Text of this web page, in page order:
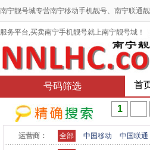
南宁靓号城专营南宁移动手机靓号、南宁联通
服务平台,买卖南宁手机靓号就上南宁靓号城！
号码筛选 首
运营商： 全部 中国移动 中国联通